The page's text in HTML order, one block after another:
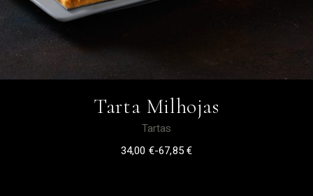
Tarta Milhojas
Tartas
34,00 €-67,85€